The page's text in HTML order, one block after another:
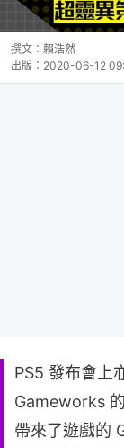
撰文： 賴浩然
出版： 2020-06-12
PS5 發布會上
Gameworks
帶來了遊戲的